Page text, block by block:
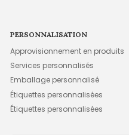
PERSONNALISATION
Approvisionnement en produits
Services personnalisés
Emballage personnalisé
Étiquettes personnalisées
Étiquettes personnalisées